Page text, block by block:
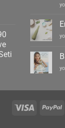
En
Visa